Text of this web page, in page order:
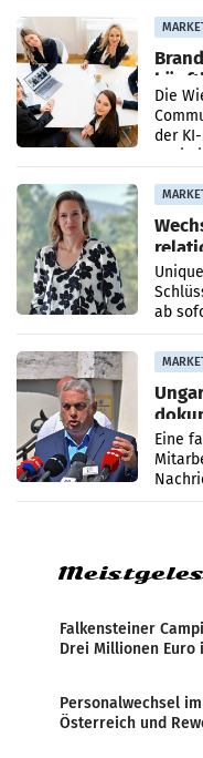
Die
der
ab
PR-
Anna
Eine
Falkensteiner
Drei Millionen Euro
Personalwechsel
Österreich und